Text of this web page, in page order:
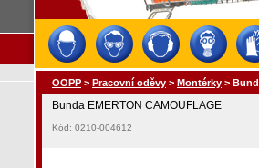
OOPP > Pracovní oděvy > Montérky >
Bunda EMERTON CAMOUFLAGE
Kód: 0210-004612